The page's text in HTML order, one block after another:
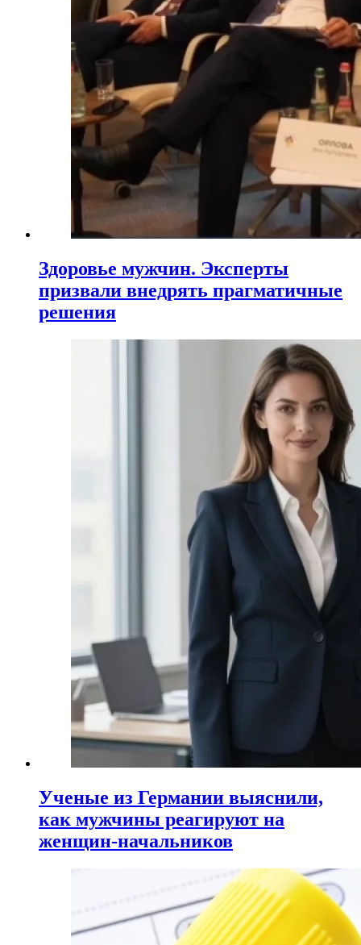
Здоровье мужчин. Эксперты
призвали внедрять прагматичные
решения
Ученые из Германии выяснили,
как мужчины реагируют на
женщин-начальников